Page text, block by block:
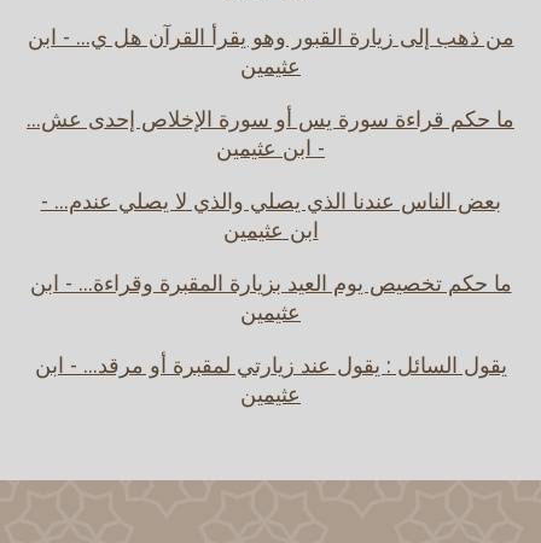
من ذهب إلى زيارة القبور وهو يقرأ القرآن هل ي... - ابن
عثيمين
ما حكم قراءة سورة يس أو سورة الإخلاص إحدى عش...
- ابن عثيمين
بعض الناس عندنا الذي يصلي والذي لا يصلي عندم... -
ابن عثيمين
ما حكم تخصيص يوم العيد بزيارة المقبرة وقراءة... - ابن
عثيمين
يقول السائل : يقول عند زيارتي لمقبرة أو مرقد... - ابن
عثيمين